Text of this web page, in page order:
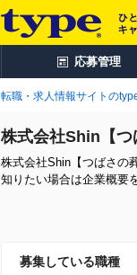
応募管理
転職・求人情報サイトの
株式会社Shin【つ
株式会社Shin【つばさの
知りたい場合は企業概要
募集している職種